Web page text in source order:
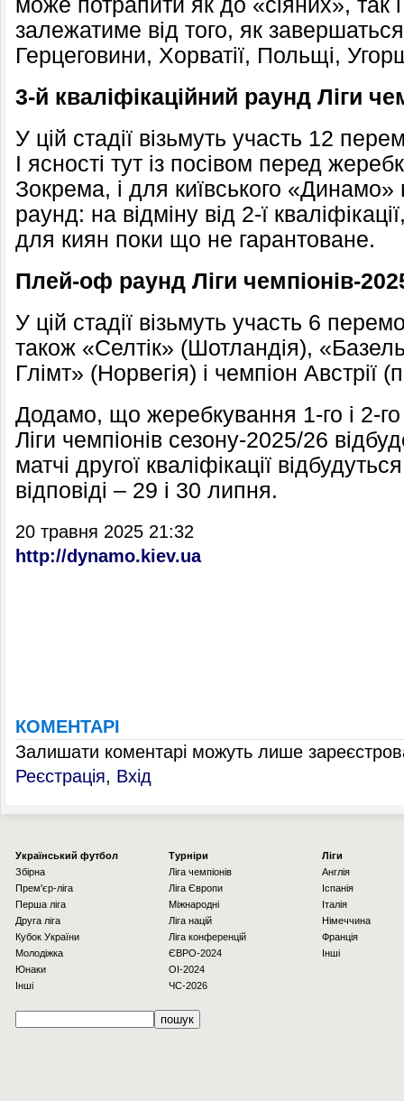
може потрапити як до «сіяних», так
залежатиме від того, як завершаться
Герцеговини, Хорватії, Польщі,
3-й кваліфікаційний раунд Ліги
У цій стадії візьмуть участь 12
І ясності тут із посівом перед
Зокрема, і для київського
раунд: на відміну від 2-ї
для киян поки що не гарантоване.
Плей-оф раунд Ліги чемпіонів-
У цій стадії візьмуть участь 6
також «Селтік» (Шотландія),
Глімт» (Норвегія) і чемпіон
Додамо, що жеребкування 1-го і 2-го
Ліги чемпіонів сезону-2025/26
матчі другої кваліфікації
відповіді – 29 і 30 липня.
20 травня 2025 21:32
http://dynamo.kiev.ua
КОМЕНТАРІ
Залишати коментарі можуть лише
Реєстрація, Вхід
Українcький футбол
Збірна
Прем'єр-ліга
Перша ліга
Друга ліга
Кубок України
Молодіжка
Юнаки
Інші
Турніри
Ліга чемпіонів
Ліга Європи
Міжнародні
Ліга націй
Ліга конференцій
ЄВРО-2024
OI-2024
ЧС-2026
Ліги
Англія
Іспанія
Італія
Німеччина
Франція
Інші